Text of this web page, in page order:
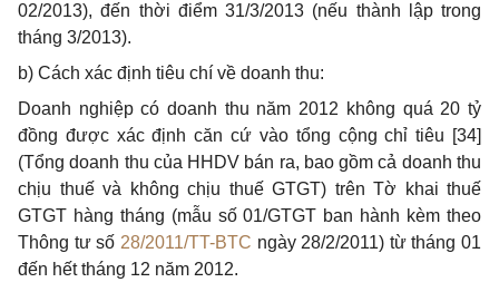
02/2013), đến thời điểm 31/3/2013 (nếu thành lập trong
tháng 3/2013).
b) Cách xác định tiêu chí về doanh thu:
Doanh nghiệp có doanh thu năm 2012 không quá 20 tỷ
đồng được xác định căn cứ vào tổng cộng chỉ tiêu [34]
(Tổng doanh thu của HHDV bán ra, bao gồm cả doanh thu
chịu thuế và không chịu thuế GTGT) trên Tờ khai thuế
GTGT hàng tháng (mẫu số 01/GTGT ban hành kèm theo
Thông tư số 28/2011/TT-BTC ngày 28/2/2011) từ tháng 01
đến hết tháng 12 năm 2012.